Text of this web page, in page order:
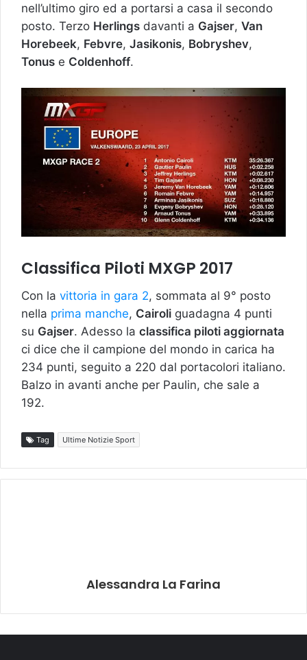
nell’ultimo giro ed a portarsi a casa il secondo
posto. Terzo Herlings davanti a Gajser, Van
Horebeek, Febvre, Jasikonis, Bobryshev,
Tonus e Coldenhoff.
Classifica Piloti MXGP 2017
Con la vittoria in gara 2, sommata al 9° posto
nella prima manche, Cairoli guadagna 4 punti
su Gajser. Adesso la classifica piloti aggiornata
ci dice che il campione del mondo in carica ha
234 punti, seguito a 220 dal portacolori italiano.
Balzo in avanti anche per Paulin, che sale a
192.
Tag Ultime Notizie Sport
Alessandra La Farina